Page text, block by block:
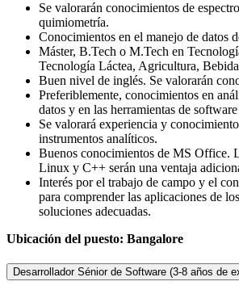
Se valorarán conocimientos de
quimiometría.
Conocimientos en el manejo de datos
Máster, B.Tech o M.Tech en
Tecnología Láctea, Agricultura,
Buen nivel de inglés. Se valorarán
Preferiblemente, conocimientos en
datos y en las herramientas de
Se valorará experiencia y
instrumentos analíticos.
Buenos conocimientos de MS Office.
Linux y C++ serán una ventaja
Interés por el trabajo de campo y el
para comprender las aplicaciones de
soluciones adecuadas.
Ubicación del puesto: Bangalore
Desarrollador Sénior de Software (3-8 años de